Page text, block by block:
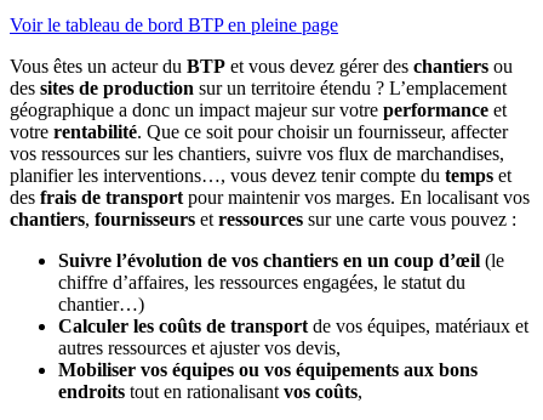
Voir le tableau de bord BTP en pleine page
Vous êtes un acteur du BTP et vous devez gérer des chantiers ou
des sites de production sur un territoire étendu ? L’emplacement
géographique a donc un impact majeur sur votre performance et
votre rentabilité. Que ce soit pour choisir un fournisseur, affecter
vos ressources sur les chantiers, suivre vos flux de marchandises,
planifier les interventions…, vous devez tenir compte du temps et
des frais de transport pour maintenir vos marges. En localisant vos
chantiers, fournisseurs et ressources sur une carte vous pouvez :
Suivre l’évolution de vos chantiers en un coup d’œil (le
chiffre d’affaires, les ressources engagées, le statut du
chantier…)
Calculer les coûts de transport de vos équipes, matériaux et
autres ressources et ajuster vos devis,
Mobiliser vos équipes ou vos équipements aux bons
endroits tout en rationalisant vos coûts,